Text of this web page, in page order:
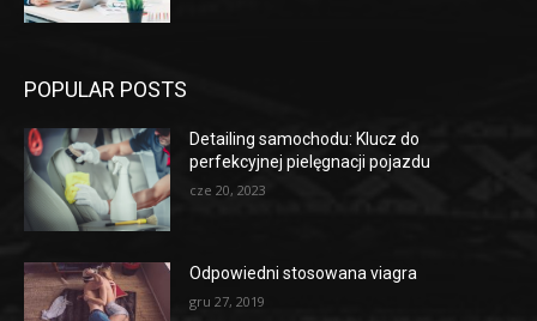
POPULAR POSTS
Detailing samochodu: Klucz do
perfekcyjnej pielęgnacji pojazdu
cze 20, 2023
Odpowiedni stosowana viagra
gru 27, 2019